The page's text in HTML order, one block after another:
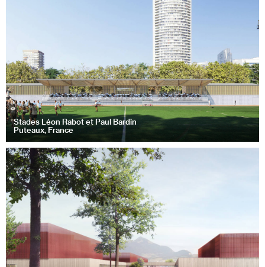
Stades Léon Rabot et Paul Bardin
Puteaux, France